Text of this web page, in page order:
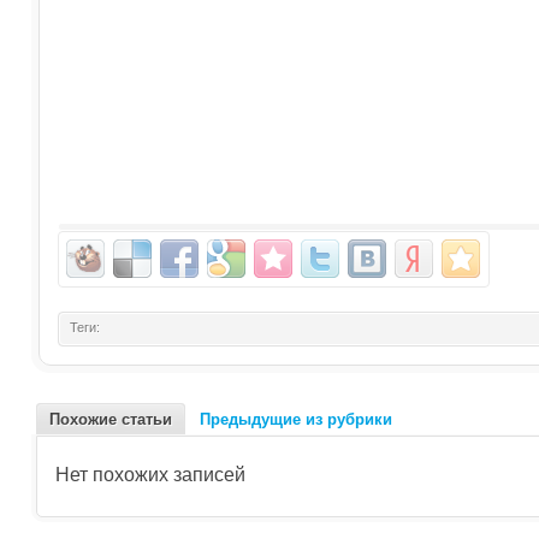
Теги:
Похожие статьи Предыдущие из рубрики
Нет похожих записей